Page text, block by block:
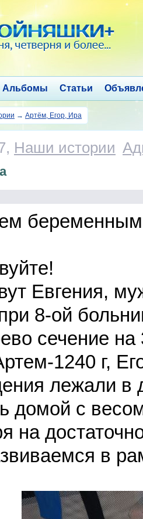
Альбомы Статьи
→ Артём, Егор, Ира
Наши истории
беременным
Евгения,
8-ой
сечение
1240 г,
лежали в
домой с
достаточно
в